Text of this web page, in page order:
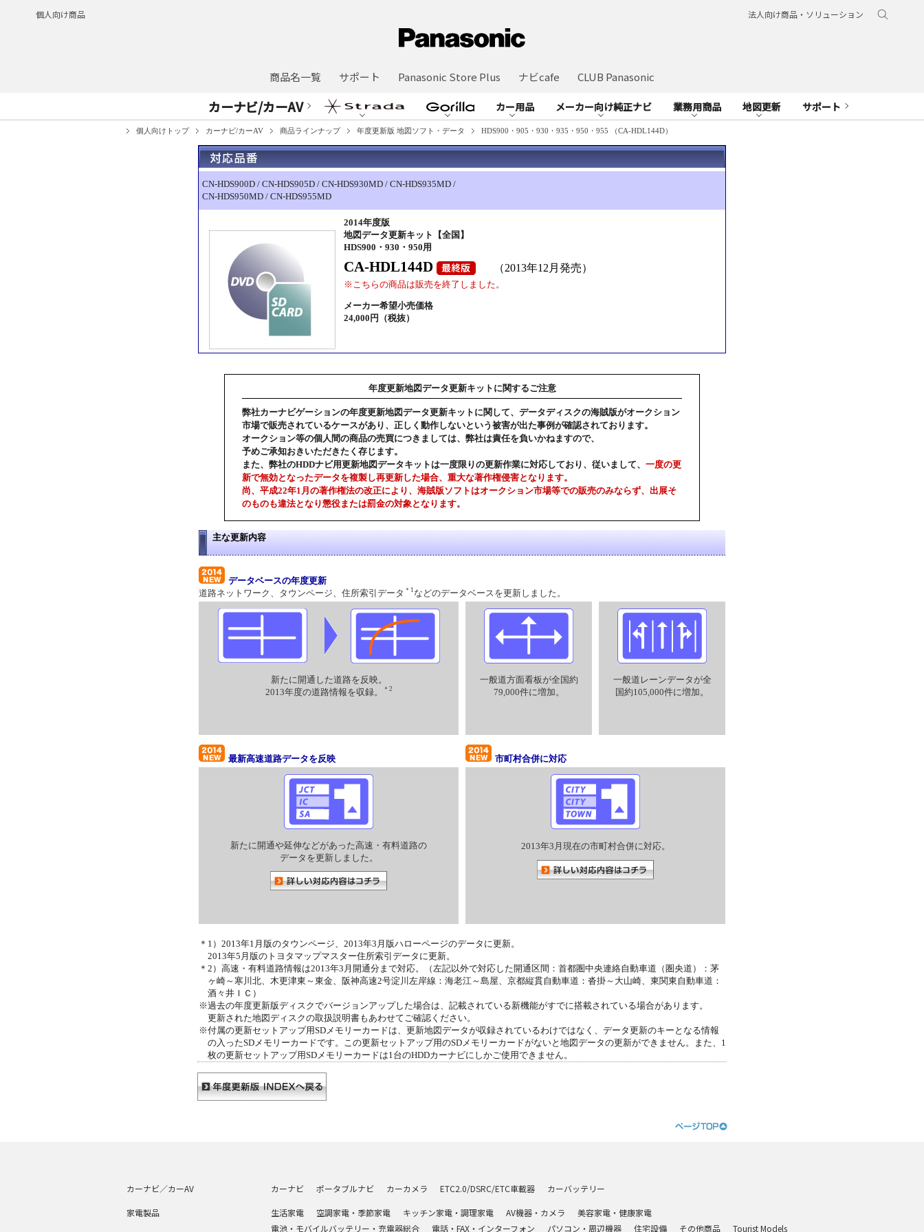
個人向け商品
商品名一覧 サポート Panasonic Store Plus ナビcafe CLUB Panasonic
法人向け商品・ソリューション
カーナビ/カーAV カー用品 メーカー向け純正ナビ 業務用商品 地図更新 サポート
個人向けトップ カーナビ/カーAV 商品ラインナップ 年度更新版 地図ソフト・データ HDS900・905・930・935・950・955 （CA-HDL144D）
CN-HDS900D / CN-HDS905D / CN-HDS930MD / CN-HDS935MD /
CN-HDS950MD / CN-HDS955MD
2014年度版
地図データ更新キット【全国】
HDS900・930・950用
CA-HDL144D （2013年12月発売）
※こちらの商品は販売を終了しました。
メーカー希望小売価格
24,000円（税抜）
年度更新地図データ更新キットに関するご注意
弊社カーナビゲーションの年度更新地図データ更新キットに関して、データディスクの海賊版がオークション
市場で販売されているケースがあり、正しく動作しないという被害が出た事例が確認されております。
オークション等の個人間の商品の売買につきましては、弊社は責任を負いかねますので、
予めご承知おきいただきたく存じます。
また、弊社のHDDナビ用更新地図データキットは一度限りの更新作業に対応しており、従いまして、 一度の更
新で無効となったデータを複製し再更新した場合、重大な著作権侵害となります。
尚、平成22年1月の著作権法の改正により、海賊版ソフトはオークション市場等での販売のみならず、出展そ
のものも違法となり懲役または罰金の対象となります。
主な更新内容
データベースの年度更新
道路ネットワーク、タウンページ、住所索引データ ＊1 などのデータベースを更新しました。
新たに開通した道路を反映。
2013年度の道路情報を収録。
＊2
一般道方面看板が全国約
79,000件に増加。
一般道レーンデータが全
国約105,000件に増加。
最新高速道路データを反映 市町村合併に対応
新たに開通や延伸などがあった高速・有料道路の
データを更新しました。
2013年3月現在の市町村合併に対応。
＊1）2013年1月版のタウンページ、2013年3月版ハローページのデータに更新。
2013年5月版のトヨタマップマスター住所索引データに更新。
＊2）高速・有料道路情報は2013年3月開通分まで対応。（左記以外で対応した開通区間：首都圏中央連絡自動車道（圏央道）：茅
ヶ崎～寒川北、木更津東～東金、阪神高速2号淀川左岸線：海老江～島屋、京都縦貫自動車道：沓掛～大山崎、東関東自動車道：
酒々井ＩＣ）
※過去の年度更新版ディスクでバージョンアップした場合は、記載されている新機能がすでに搭載されている場合があります。
更新された地図ディスクの取扱説明書もあわせてご確認ください。
※付属の更新セットアップ用SDメモリーカードは、更新地図データが収録されているわけではなく、データ更新のキーとなる情報
の入ったSDメモリーカードです。この更新セットアップ用のSDメモリーカードがないと地図データの更新ができません。また、1
枚の更新セットアップ用SDメモリーカードは1台のHDDカーナビにしかご使用できません。
カーナビ／カーAV カーナビ ポータブルナビ カーカメラ ETC2.0/DSRC/ETC車載器 カーバッテリー
家電製品 生活家電 空調家電・季節家電 キッチン家電・調理家電 AV機器・カメラ
美容家電・健康家電
電池・モバイルバッテリー・充電器総合
電話・FAX・インターフォン パソコン・周辺機器 住宅設備 その他商品 Tourist Models